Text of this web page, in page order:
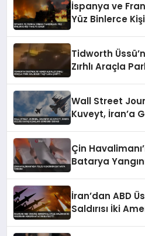
İspanya ve
Yüz Binlerce
Tidworth
Zırhlı Araçla
Wall Street
Kuveyt, İran’a
Çin
Batarya
İran’dan ABD
Saldırısı İki